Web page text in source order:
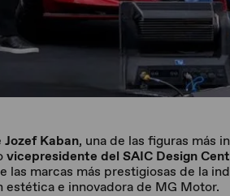
Jozef Kaban, una de las figuras más
vicepresidente del SAIC Design
las marcas más prestigiosas de la
estética e innovadora de MG Motor.